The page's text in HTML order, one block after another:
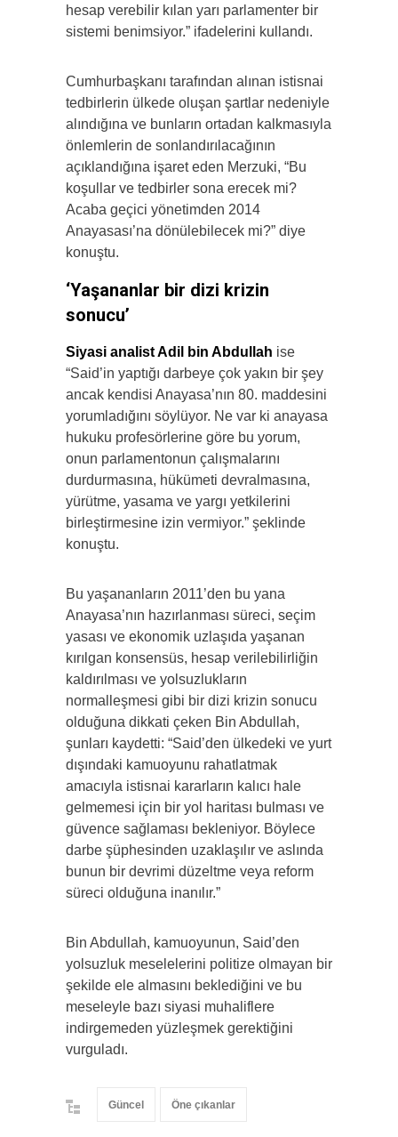
hesap verebilir kılan yarı parlamenter bir
sistemi benimsiyor.” ifadelerini kullandı.
Cumhurbaşkanı tarafından alınan istisnai
tedbirlerin ülkede oluşan şartlar nedeniyle
alındığına ve bunların ortadan kalkmasıyla
önlemlerin de sonlandırılacağının
açıklandığına işaret eden Merzuki, “Bu
koşullar ve tedbirler sona erecek mi?
Acaba geçici yönetimden 2014
Anayasası’na dönülebilecek mi?” diye
konuştu.
‘Yaşananlar bir dizi krizin
sonucu’
Siyasi analist Adil bin Abdullah ise
“Said’in yaptığı darbeye çok yakın bir şey
ancak kendisi Anayasa’nın 80. maddesini
yorumladığını söylüyor. Ne var ki anayasa
hukuku profesörlerine göre bu yorum,
onun parlamentonun çalışmalarını
durdurmasına, hükümeti devralmasına,
yürütme, yasama ve yargı yetkilerini
birleştirmesine izin vermiyor.” şeklinde
konuştu.
Bu yaşananların 2011’den bu yana
Anayasa’nın hazırlanması süreci, seçim
yasası ve ekonomik uzlaşıda yaşanan
kırılgan konsensüs, hesap verilebilirliğin
kaldırılması ve yolsuzlukların
normalleşmesi gibi bir dizi krizin sonucu
olduğuna dikkati çeken Bin Abdullah,
şunları kaydetti: “Said’den ülkedeki ve yurt
dışındaki kamuoyunu rahatlatmak
amacıyla istisnai kararların kalıcı hale
gelmemesi için bir yol haritası bulması ve
güvence sağlaması bekleniyor. Böylece
darbe şüphesinden uzaklaşılır ve aslında
bunun bir devrimi düzeltme veya reform
süreci olduğuna inanılır.”
Bin Abdullah, kamuoyunun, Said’den
yolsuzluk meselelerini politize olmayan bir
şekilde ele almasını beklediğini ve bu
meseleyle bazı siyasi muhaliflere
indirgemeden yüzleşmek gerektiğini
vurguladı.
Güncel Öne çıkanlar